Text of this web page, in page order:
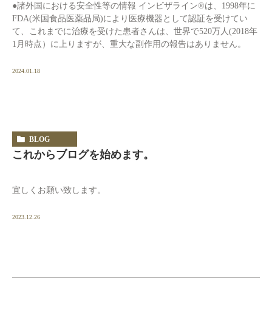
●諸外国における安全性等の情報 インビザライン®は、1998年に
FDA(米国食品医薬品局)により医療機器として認証を受けてい
て、これまでに治療を受けた患者さんは、世界で520万人(2018年
1月時点）に上りますが、重大な副作用の報告はありません。
2024.01.18
BLOG
これからブログを始めます。
宜しくお願い致します。
2023.12.26